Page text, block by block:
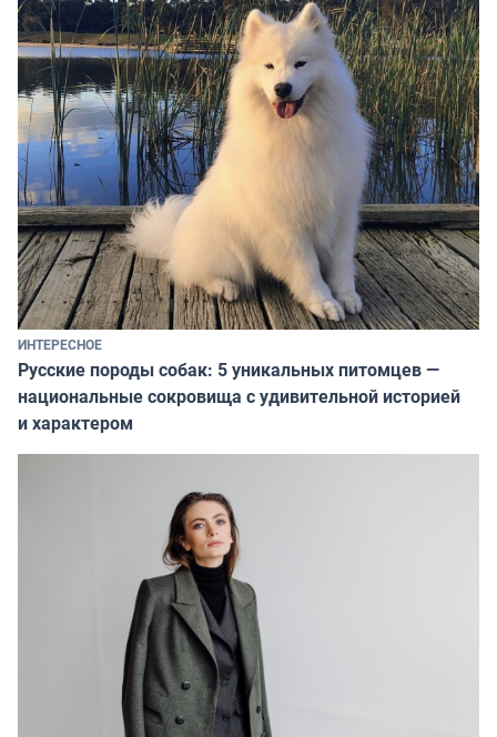
ИНТЕРЕСНОЕ
Русские породы собак: 5 уникальных питомцев —
национальные сокровища с удивительной историей
и характером